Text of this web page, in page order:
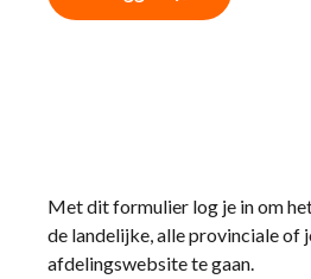
Met dit formulier log je in om
de landelijke, alle provinciale of
afdelingswebsite te gaan.